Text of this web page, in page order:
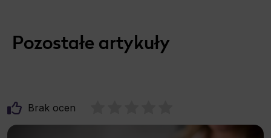
Pozostałe artykuły
Brak ocen